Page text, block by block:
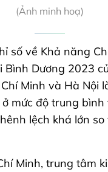
(Ảnh minh hoạ)
số về Khả năng
Bình Dương 2023
Minh và Hà Nội
mức độ trung bình
lệch khá lớn
Minh, trung tâm